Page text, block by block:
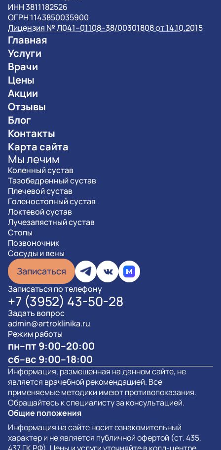
ИНН 3811182526
ОГРН 1143850035900
Лицензия № Л041–01108–38/00301808 от 14.10.2015
Главная
Услуги
Врачи
Цены
Акции
Отзывы
Блог
Контакты
Карта сайта
Мы лечим
Коленный сустав
Тазобедренный сустав
Плечевой сустав
Голеностопный сустав
Локтевой сустав
Лучезапястный сустав
Стопы
Позвоночник
Сосуды и вены
Записаться
Записаться по телефону
+7 (3952) 43-50-28
Задать вопрос
admin@artroklinika.ru
Режим работы
пн–пт 9:00–20:00
сб–вс 9:00–18:00
Информация, размещенная на данном сайте, не
является врачебной рекомендацией. Все
применяемые методики имеют противопоказания.
Обращайтесь к специалисту за консультацией.
Общие положения
Информация на сайте носит ознакомительный
характер и не является публичной офертой (ст. 435,